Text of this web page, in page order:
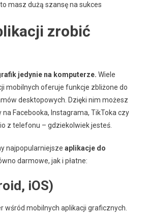
masz dużą szansę na sukces
zrobić
jedynie na komputerze. Wiele
mobilnych oferuje funkcje zbliżone do
desktopowych. Dzięki nim możesz
Facebooka, Instagrama, TikToka czy
z telefonu – gdziekolwiek jesteś.
najpopularniejsze aplikacje do
darmowe, jak i płatne:
iOS)
wśród mobilnych aplikacji graficznych.